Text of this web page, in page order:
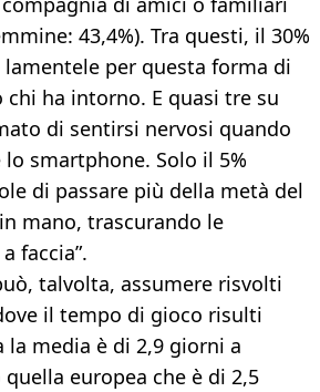
43,4%). Tra questi, il 30%
per questa forma di
chi ha intorno. E quasi tre su
di sentirsi nervosi quando
smartphone. Solo il 5%
di passare più della metà del
in mano, trascurando le
faccia”.
talvolta, assumere risvolti
il tempo di gioco risulti
la media è di 2,9 giorni a
europea che è di 2,5